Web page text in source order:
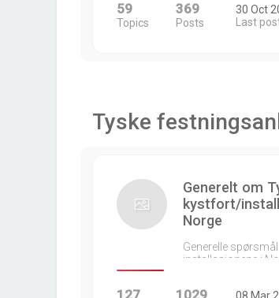
59
Topics
369
Posts
30 Oct
Last
Tyske
Generelt om
kystfort/
Norge
Generelle
installasjonene i
127 1029